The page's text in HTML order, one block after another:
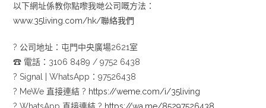
以下網址係教你點嚟我哋公司嘅方法：
www.35living.com/hk/聯絡我們
? 公司地址：屯門中央廣場2621室
☎ 電話：3106 8489 / 9752 6438
? Signal | WhatsApp：97526438
? MeWe 直接連結? https://weme.com/i/35living
? WhatsApp 直接連結? https://wa.me/85297526438